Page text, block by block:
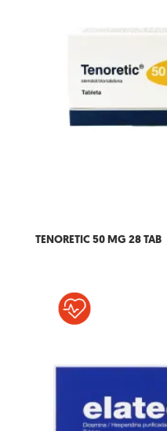
TENORETIC 50 MG 28 TAB